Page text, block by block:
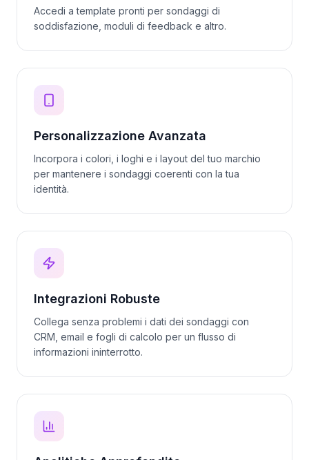
Accedi a template pronti per sondaggi di
soddisfazione, moduli di feedback e altro.
Personalizzazione Avanzata
Incorpora i colori, i loghi e i layout del tuo marchio
per mantenere i sondaggi coerenti con la tua
identità.
Integrazioni Robuste
Collega senza problemi i dati dei sondaggi con
CRM, email e fogli di calcolo per un flusso di
informazioni ininterrotto.